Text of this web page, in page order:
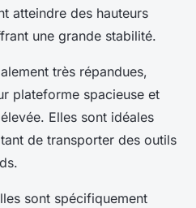
atteindre des hauteurs
une grande stabilité.
très répandues,
plateforme spacieuse et
Elles sont idéales
de transporter des outils
sont spécifiquement